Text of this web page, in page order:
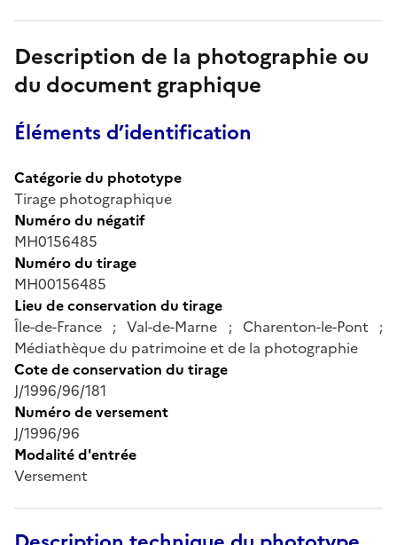
Description de la photographie ou
du document graphique
Éléments d’identification
Catégorie du phototype
Tirage photographique
Numéro du négatif
MH0156485
Numéro du tirage
MH00156485
Lieu de conservation du tirage
Île-de-France ; Val-de-Marne ; Charenton-le-Pont ;
Médiathèque du patrimoine et de la photographie
Cote de conservation du tirage
J/1996/96/181
Numéro de versement
J/1996/96
Modalité d'entrée
Versement